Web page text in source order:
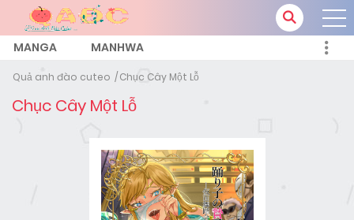
MANGA MANHWA
Quả anh đào cuteo Chục Cây Một Lỗ
Chục Cây Một Lỗ